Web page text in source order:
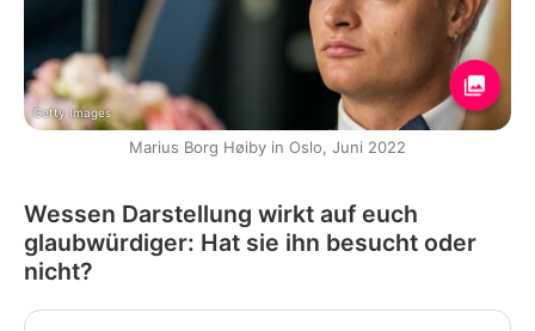
Getty Images
Marius Borg Høiby in Oslo, Juni 2022
Wessen Darstellung wirkt auf euch
glaubwürdiger: Hat sie ihn besucht oder
nicht?